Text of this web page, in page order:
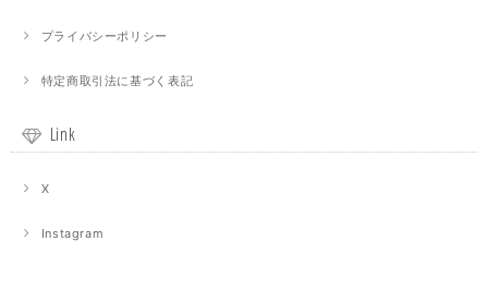
プライバシーポリシー
特定商取引法に基づく表記
Link
X
Instagram